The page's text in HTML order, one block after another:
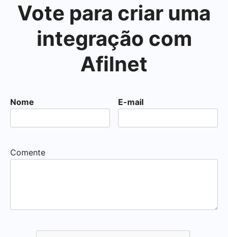
Vote para criar uma
integração com
Afilnet
Nome E-mail
Comente